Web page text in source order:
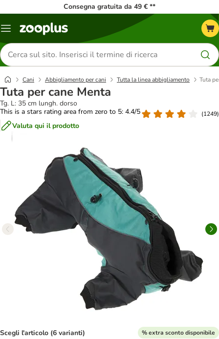
Consegna gratuita da 49 € **
Overview
Cerca
prodotti
Cani Abbigliamento per cani Tutta la linea abbigliamento Tuta
Tuta per cane Menta
Tg. L: 35 cm lungh. dorso
This is a stars rating area from zero to 5: 4.4/5
(1249)
Valuta qui il prodotto
Scegli l'articolo (6 varianti) % extra sconto disponibile